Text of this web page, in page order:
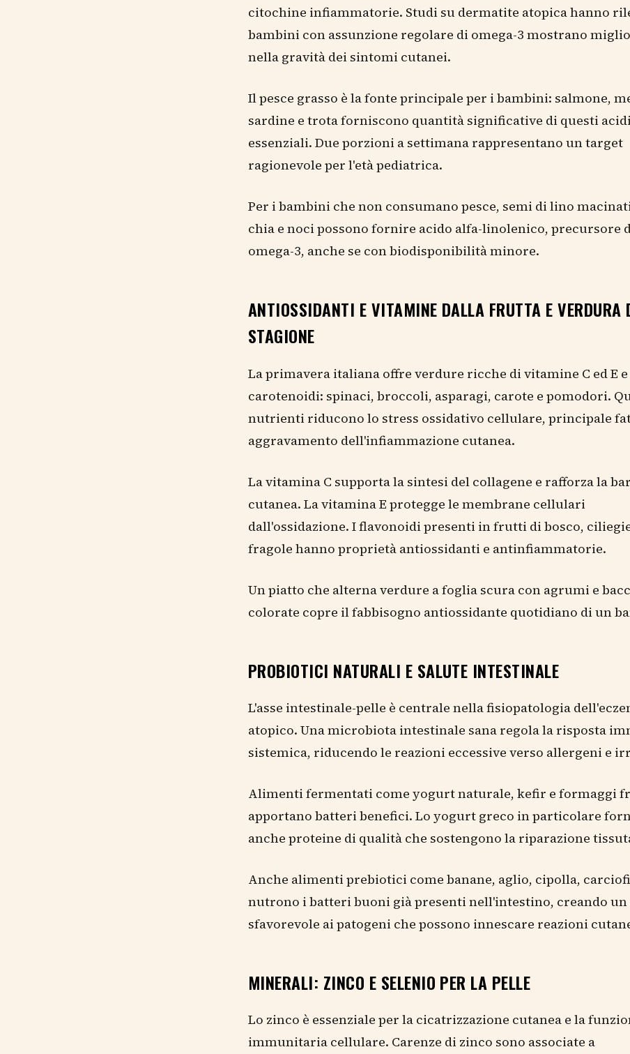
citochine infiammatorie. Studi su dermatite atopica hanno
bambini con assunzione regolare di omega-3 mostrano
nella gravità dei sintomi cutanei.
Il pesce grasso è la fonte principale per i bambini: salmone,
sardine e trota forniscono quantità significative di questi
essenziali. Due porzioni a settimana rappresentano un target
ragionevole per l'età pediatrica.
Per i bambini che non consumano pesce, semi di lino
chia e noci possono fornire acido alfa-linolenico, precursore
omega-3, anche se con biodisponibilità minore.
ANTIOSSIDANTI E VITAMINE DALLA FRUTTA E VERDURA
STAGIONE
La primavera italiana offre verdure ricche di vitamine C ed E e
carotenoidi: spinaci, broccoli, asparagi, carote e pomodori.
nutrienti riducono lo stress ossidativo cellulare, principale
aggravamento dell'infiammazione cutanea.
La vitamina C supporta la sintesi del collagene e rafforza la
cutanea. La vitamina E protegge le membrane cellulari
dall'ossidazione. I flavonoidi presenti in frutti di bosco,
fragole hanno proprietà antiossidanti e antinfiammatorie.
Un piatto che alterna verdure a foglia scura con agrumi e
colorate copre il fabbisogno antiossidante quotidiano di un
PROBIOTICI NATURALI E SALUTE INTESTINALE
L'asse intestinale-pelle è centrale nella fisiopatologia
atopico. Una microbiota intestinale sana regola la risposta
sistemica, riducendo le reazioni eccessive verso allergeni e
Alimenti fermentati come yogurt naturale, kefir e formaggi
apportano batteri benefici. Lo yogurt greco in particolare
anche proteine di qualità che sostengono la riparazione
Anche alimenti prebiotici come banane, aglio, cipolla, carciofi
nutrono i batteri buoni già presenti nell'intestino, creando un
sfavorevole ai patogeni che possono innescare reazioni
MINERALI: ZINCO E SELENIO PER LA PELLE
Lo zinco è essenziale per la cicatrizzazione cutanea e la
immunitaria cellulare. Carenze di zinco sono associate a